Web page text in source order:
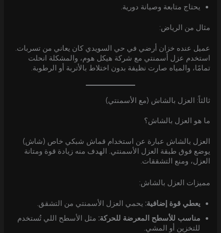
يحتاج متابعة وصيانة دورية.
مثال من الرياض:
عميل عنده خزان أرضي في حي السويدي كان يعاني من تسربات.
استخدم عزل أسمنتي مع شركة هيكل هوم، والمشكلة انحلت
تمامًا، والمياه صارت نظيفة بدون اختلاط بالأتربة أو الرطوبة.
ثالثاً: العزل بالشاش (مع الأسمنتي)
ما هو العزل بالشاش؟
العزل بالشاش عبارة عن استخدام قماش شبكي خاص (شاش)
يوضع فوق طبقة العزل الأسمنتي. الهدف منه زيادة قوة ومتانة
العزل، ومنع التشققات.
مميزات العزل بالشاش:
يعطي قوة إضافية: يحمي العزل الأسمنتي من التشقق.
مناسب للأسطح المعرضة للحركة: مثل الأسطح اللي تُستخدم
للتخزين أو المشي.